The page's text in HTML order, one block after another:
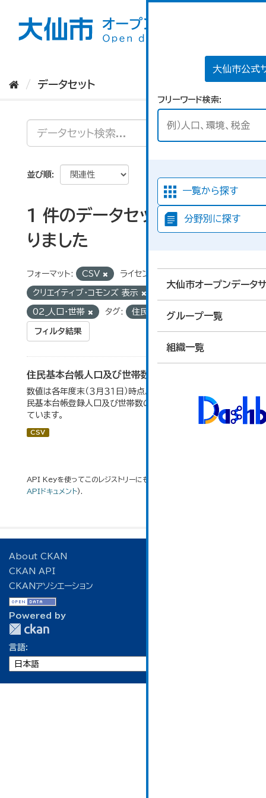
大仙市公式
フリーワード検索
一覧から探す
分野別に探す
大仙市オープンデータ
グループ一覧
組織一覧
データセット
並び順
1 件のデータセットが見つか
りました
フォーマット: CSV ライセンス:
クリエイティブ・コモンズ 表示
02_人口・世帯 タグ: 住民基本台帳
フィルタ結果
住民基本台帳人口及び世帯数の推移
数値は各年度末（３月３１日）時点。大仙市の統計「2-9 住
民基本台帳登録人口及び世帯数の推移」のデータを参照し
ています。
CSV
API Keyを使ってこのレジストリーにもアクセス可能です
APIドキュメント).
About CKAN
CKAN API
CKANアソシエーション
Powered by
言語